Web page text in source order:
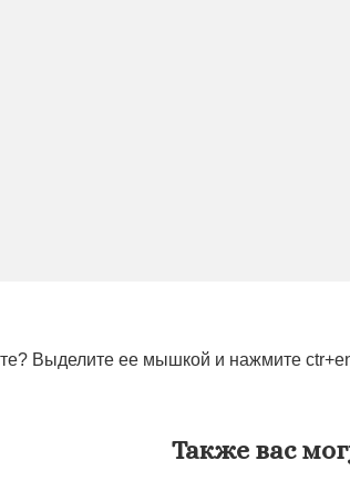
Выделите ее мышкой и нажмите
Также вас